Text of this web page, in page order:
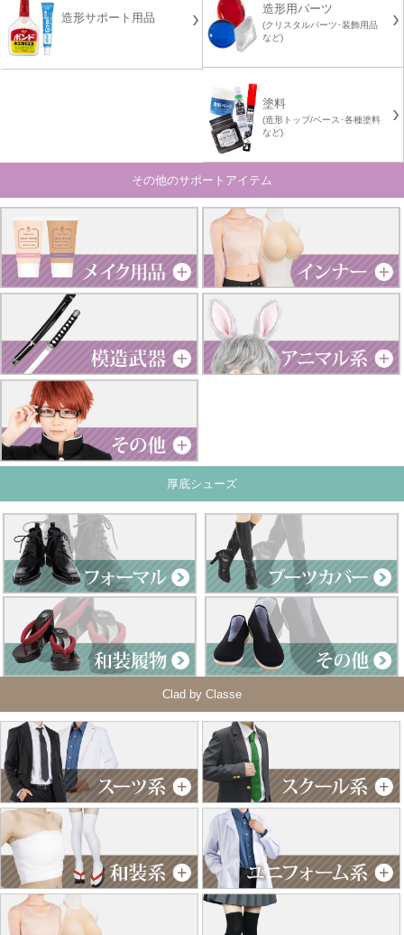
造形サポート用品
造形用パーツ
(クリスタルパーツ･装飾用品
など)
塗料
(造形トップ/ベース･各種塗料
など)
その他のサポートアイテム
厚底シューズ
Clad by Classe